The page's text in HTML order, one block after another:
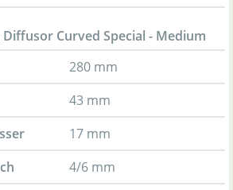
Diffusor Curved Special - Medium
280 mm
43 mm
17 mm
4/6 mm